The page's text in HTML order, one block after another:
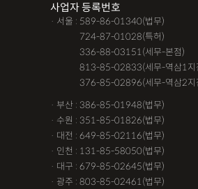
사업자 등록번호
· 서울 : 589-86-01340(법무)
724-87-01028(특허)
336-88-03151(세무-본점)
813-85-02833(세무-역삼1지
376-85-02896(세무-역삼2지
· 부산 : 386-85-01948(법무)
· 수원 : 351-85-01826(법무)
· 대전 : 649-85-02116(법무)
· 인천 : 131-85-58050(법무)
· 대구 : 679-85-02645(법무)
· 광주 : 803-85-02461(법무)